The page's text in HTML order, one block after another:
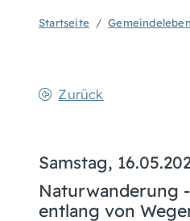
Startseite Gemeindeleben
Zurück
Samstag,
Naturwanderung
entlang von